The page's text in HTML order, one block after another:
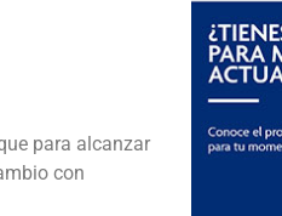
para alcanzar
con